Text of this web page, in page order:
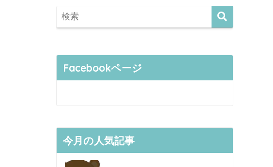
Facebookページ
今月の人気記事